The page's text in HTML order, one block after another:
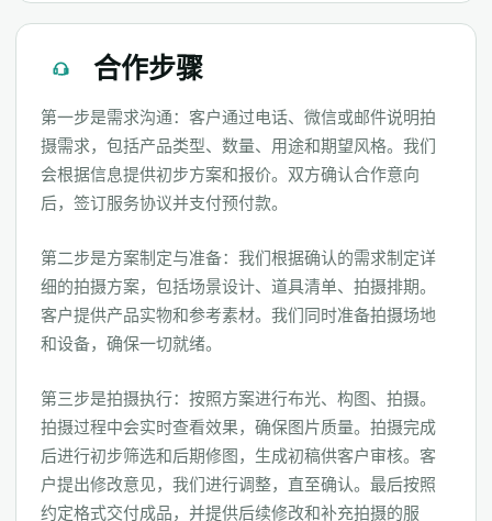
合作步骤
第一步是需求沟通：客户通过电话、微信或邮件说明拍
摄需求，包括产品类型、数量、用途和期望风格。我们
会根据信息提供初步方案和报价。双方确认合作意向
后，签订服务协议并支付预付款。
第二步是方案制定与准备：我们根据确认的需求制定详
细的拍摄方案，包括场景设计、道具清单、拍摄排期。
客户提供产品实物和参考素材。我们同时准备拍摄场地
和设备，确保一切就绪。
第三步是拍摄执行：按照方案进行布光、构图、拍摄。
拍摄过程中会实时查看效果，确保图片质量。拍摄完成
后进行初步筛选和后期修图，生成初稿供客户审核。客
户提出修改意见，我们进行调整，直至确认。最后按照
约定格式交付成品，并提供后续修改和补充拍摄的服